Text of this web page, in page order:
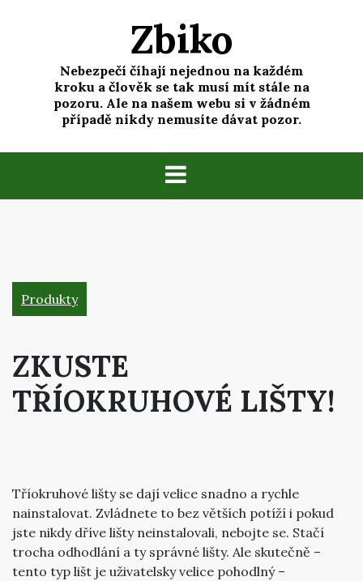
Zbiko
Nebezpečí číhají nejednou na každém
kroku a člověk se tak musí mít stále na
pozoru. Ale na našem webu si v žádném
případě nikdy nemusíte dávat pozor.
Produkty
ZKUSTE
TŘÍOKRUHOVÉ LIŠTY!
Tříokruhové lišty se dají velice snadno a rychle
nainstalovat. Zvládnete to bez větších potíží i pokud
jste nikdy dříve lišty neinstalovali, nebojte se. Stačí
trocha odhodlání a ty správné lišty. Ale skutečně –
tento typ lišt je uživatelsky velice pohodlný –